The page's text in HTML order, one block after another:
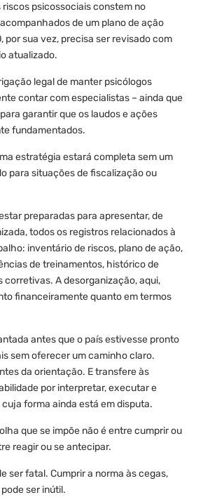
riscos psicossociais constem no
de um plano de ação
por sua vez, precisa ser revisado com
atualizado.
legal de manter psicólogos
contar com especialistas – ainda que
garantir que os laudos e ações
fundamentados.
estratégia estará completa sem um
para situações de fiscalização ou
preparadas para apresentar, de
todos os registros relacionados à
inventário de riscos, plano de ação,
de treinamentos, histórico de
corretivas. A desorganização, aqui,
financeiramente quanto em termos
antes que o país estivesse pronto
sem oferecer um caminho claro.
da orientação. E transfere às
por interpretar, executar e
forma ainda está em disputa.
que se impõe não é entre cumprir ou
reagir ou se antecipar.
ser fatal. Cumprir a norma às cegas,
ser inútil.